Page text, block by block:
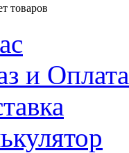
товаров
и Оплата